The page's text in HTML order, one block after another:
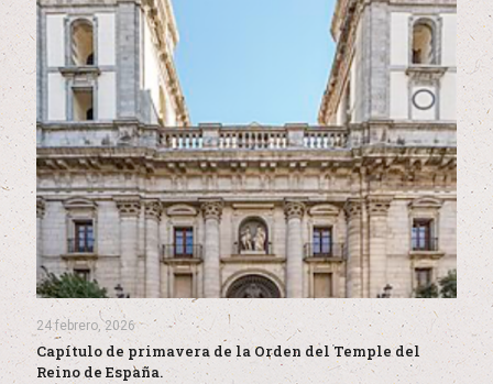
24 febrero, 2026
Capítulo de primavera de la Orden del Temple del
Reino de España.